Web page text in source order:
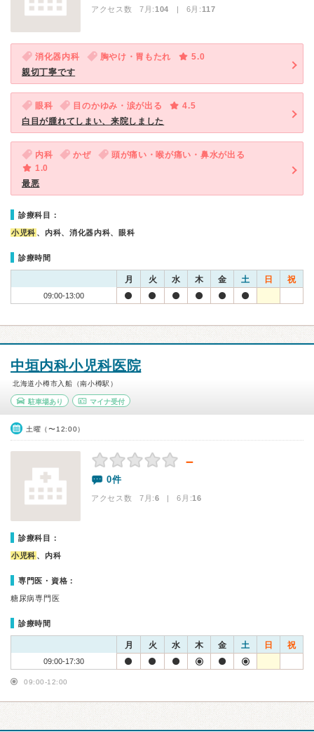
アクセス数 7月:104 | 6月:117
消化器内科 胸やけ・胃もたれ
5.0
親切丁寧です
眼科 目のかゆみ・涙が出る
4.5
白目が腫れてしまい、来院しました
内科 かぜ
頭が痛い・喉が痛い・鼻水が出る
1.0
最悪
診療科目：
小児科 、内科、消化器内科、眼科
診療時間
月 火 水 木 金 土 日 祝
09:00-13:00
中垣内科小児科医院
北海道小樽市入船（南小樽駅）
駐車場あり マイナ受付
土曜（〜12:00）
－
0件
アクセス数 7月:6 | 6月:16
診療科目：
小児科 、内科
専門医・資格：
糖尿病専門医
診療時間
月 火 水 木 金 土 日 祝
09:00-17:30
09:00-12:00